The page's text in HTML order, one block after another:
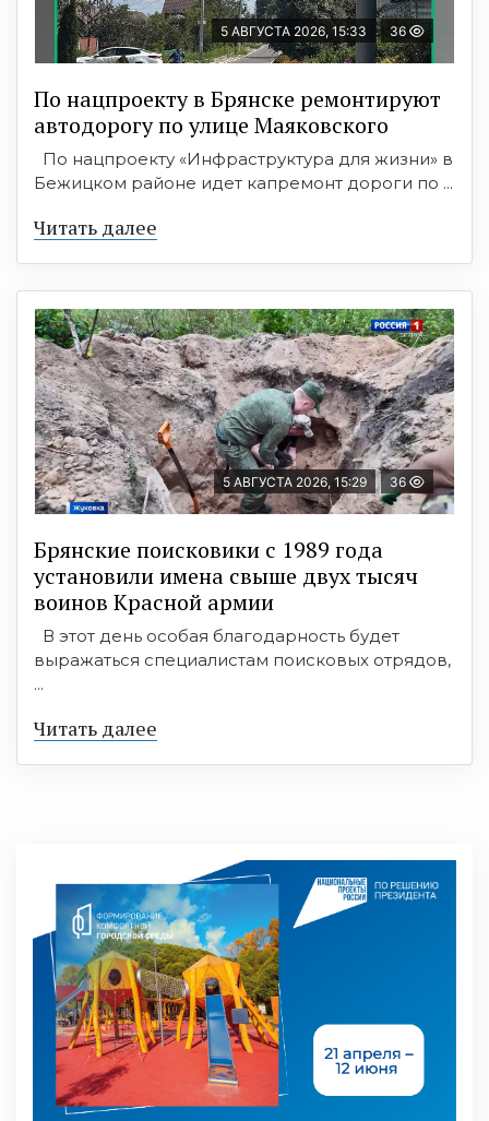
5 АВГУСТА 2026, 15:33 36
По нацпроекту в Брянске ремонтируют
автодорогу по улице Маяковского
По нацпроекту «Инфраструктура для жизни» в
Бежицком районе идет капремонт дороги по ...
Читать далее
5 АВГУСТА 2026, 15:29 36
Брянские поисковики с 1989 года
установили имена свыше двух тысяч
воинов Красной армии
В этот день особая благодарность будет
выражаться специалистам поисковых отрядов,
...
Читать далее